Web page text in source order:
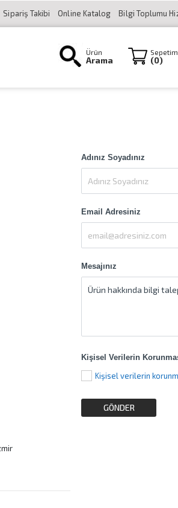
Sipariş Takibi Online Katalog Bilgi Toplumu
Ürün
Arama
Sepetim
(0)
Adınız Soyadınız
Email Adresiniz
Mesajınız
Kişisel Verilerin
Kişisel